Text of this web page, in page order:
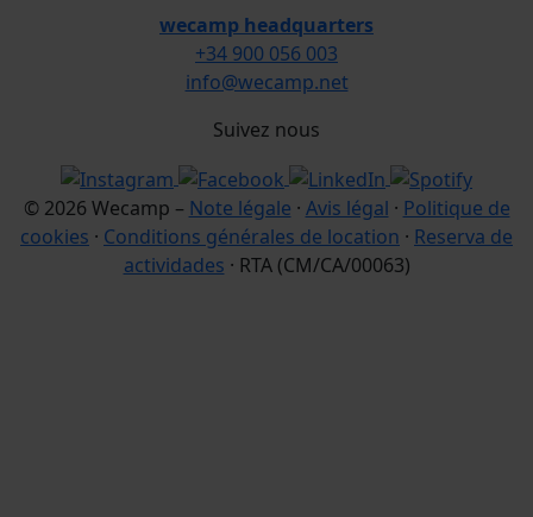
wecamp headquarters
+34 900 056 003
info@wecamp.net
Suivez nous
© 2026 Wecamp – Note légale · Avis légal · Politique de
cookies · Conditions générales de location · Reserva de
actividades · RTA (CM/CA/00063)